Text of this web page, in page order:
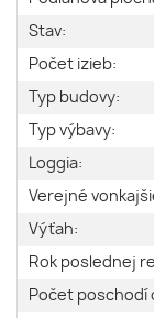
Stav:
Počet izieb:
Typ budovy:
Typ výbavy:
Loggia:
Verejné
Výťah:
Rok poslednej
Počet poschodí